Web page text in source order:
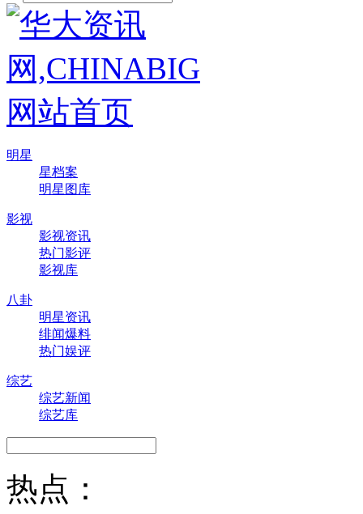
网站首页
明星
星档案
明星图库
影视
影视资讯
热门影评
影视库
八卦
明星资讯
绯闻爆料
热门娱评
综艺
综艺新闻
综艺库
热点：